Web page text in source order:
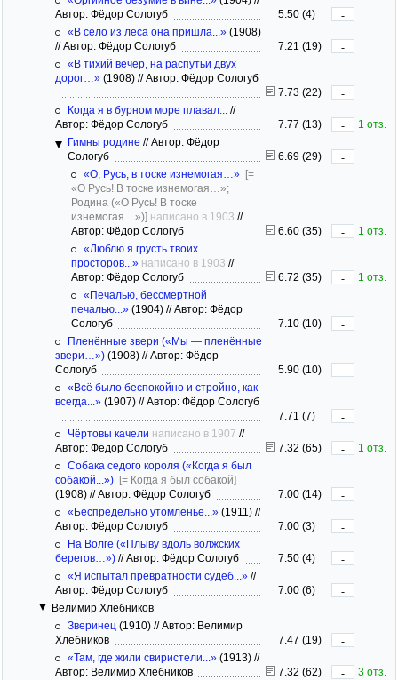
Автор: Фёдор Сологуб
5.50 (4)
-
«В село из леса она пришла...» (1908)
//Автор: Фёдор Сологуб 7.21 (19)
-
«В тихий вечер, на распутьи двух
дорог…» (1908) //Автор: Фёдор Сологуб
7.73 (22)
-
Когда я в бурном море плавал...
//
Автор: Фёдор Сологуб
7.77 (13) -
1 отз.
Гимны родине //Автор: Фёдор
Сологуб
6.69 (29)
-
«О, Русь, в тоске изнемогая…» [=
«О Русь! В тоске изнемогая…»;
Родина («О Русь! В тоске
изнемогая…»)] написано в 1903 //
Автор: Фёдор Сологуб
6.60 (35) -
1 отз.
«Люблю я грусть твоих
просторов...» написано в 1903 //
Автор: Фёдор Сологуб
6.72 (35) -
1 отз.
«Печалью, бессмертной
печалью...» (1904) //Автор: Фёдор
Сологуб
7.10 (10)
-
Пленённые звери («Мы — пленённые
звери…») (1908) //Автор: Фёдор
Сологуб
5.90 (10)
-
«Всё было беспокойно и стройно, как
всегда...» (1907) //Автор: Фёдор Сологуб
7.71 (7)
-
Чёртовы качели написано в 1907 //
Автор: Фёдор Сологуб
7.32 (65) -
1 отз.
Собака седого короля («Когда я был
собакой...») [= Когда я был собакой]
(1908) //Автор: Фёдор Сологуб 7.00 (14)
-
«Беспредельно утомленье...» (1911) //
Автор: Фёдор Сологуб
7.00 (3)
-
На Волге («Плыву вдоль волжских
берегов…») //Автор: Фёдор Сологуб 7.50 (4)
-
«Я испытал превратности судеб...» //
Автор: Фёдор Сологуб
7.00 (6)
-
Велимир Хлебников
Зверинец (1910) //Автор: Велимир
Хлебников
7.47 (19)
-
«Там, где жили свиристели...» (1913) //
Автор: Велимир Хлебников
7.32 (62) -
3 отз.